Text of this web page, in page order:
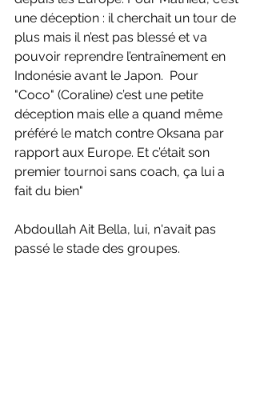
une déception : il cherchait un tour de
plus mais il n’est pas blessé et va
pouvoir reprendre l’entraînement en
Indonésie avant le Japon.  Pour
"Coco" (Coraline) c’est une petite
déception mais elle a quand même
préféré le match contre Oksana par
rapport aux Europe. Et c’était son
premier tournoi sans coach, ça lui a
fait du bien"
Abdoullah Ait Bella, lui, n'avait pas
passé le stade des groupes.